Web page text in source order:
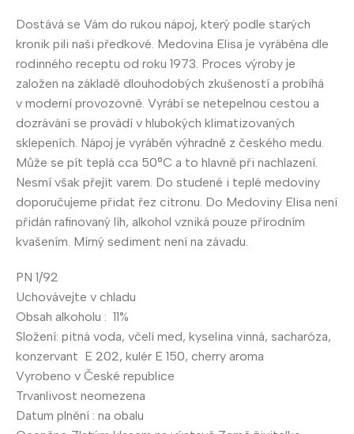
Dostává se Vám do rukou nápoj, který podle starých
kronik pili naši předkové. Medovina Elisa je vyráběna dle
rodinného receptu od roku 1973. Proces výroby je
založen na základě dlouhodobých zkušeností a probíhá
v moderní provozovně. Vyrábí se netepelnou cestou a
dozrávání se provádí v hlubokých klimatizovaných
sklepeních. Nápoj je vyráběn výhradně z českého medu.
Může se pít teplá cca 50°C a to hlavně při nachlazení.
Nesmí však přejít varem. Do studené i teplé medoviny
doporučujeme přidat řez citronu. Do Medoviny Elisa není
přidán rafinovaný líh, alkohol vzniká pouze přírodním
kvašením. Mírný sediment není na závadu.
PN 1/92
Uchovávejte v chladu
Obsah alkoholu : 11%
Složení: pitná voda, včelí med, kyselina vinná, sacharóza,
konzervant E 202, kulér E 150, cherry aroma
Vyrobeno v České republice
Trvanlivost neomezena
Datum plnění : na obalu